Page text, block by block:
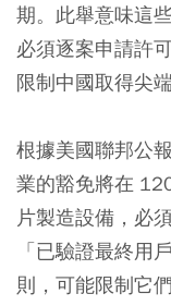
期。此舉意味這
必須逐案申請許
限制中國取得尖
根據美國聯邦公
業的豁免將在
片製造設備，必
「已驗證最終用
則，可能限制它